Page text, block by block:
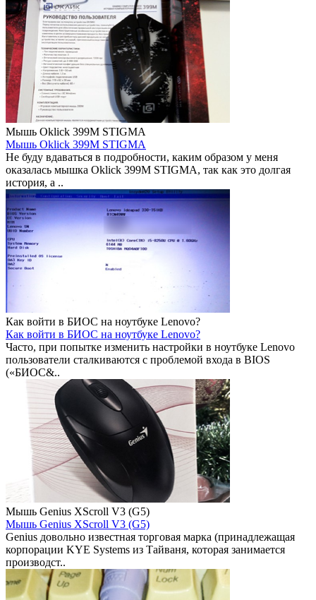
Мышь Oklick 399M STIGMA
Мышь Oklick 399M STIGMA
Не буду вдаваться в подробности, каким образом у меня
оказалась мышка Oklick 399M STIGMA, так как это долгая
история, а ..
Как войти в БИОС на ноутбуке Lenovo?
Как войти в БИОС на ноутбуке Lenovo?
Часто, при попытке изменить настройки в ноутбуке Lenovo
пользователи сталкиваются с проблемой входа в BIOS
(«БИОС&..
Мышь Genius XScroll V3 (G5)
Мышь Genius XScroll V3 (G5)
Genius довольно известная торговая марка (принадлежащая
корпорации KYE Systems из Тайваня, которая занимается
производст..